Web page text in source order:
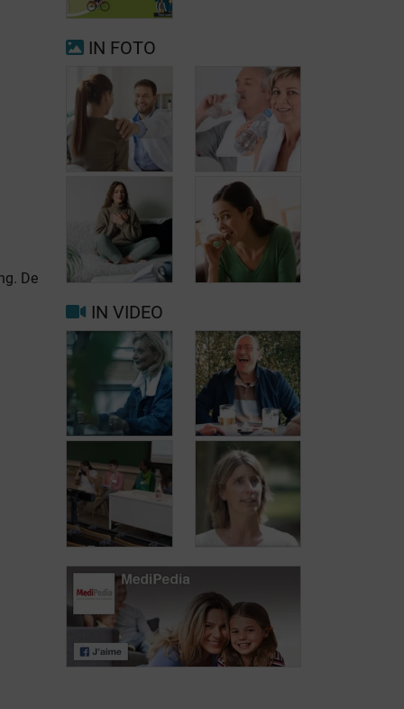
De
Voorkamerfibrillatie
Exocriene
pancreas-
insufficiëntie
IN FOTO
Wanneer
opnieuw uw arts
raadplegen bij
migraine of
hoofdpijn?
Hoofdpijn
dagelijks
voorkomen
Beter leven met
migraine in het
dagelijks leven
Trigger- en
risicofactoren
voor migraine
en hoofdpijn
IN VIDEO
Carole, 55 jaar,
vond een
haar
Jean, 58 jaar,
geniet van het
leven, ondanks
het feit dat hij
met urineverlies
Dag van de
Lymfoompatiënten:
Mariangela
Fiorente,
ALWB
Dag van de
Lymfoompatiënten:
Prof. Virginie De
Wilde